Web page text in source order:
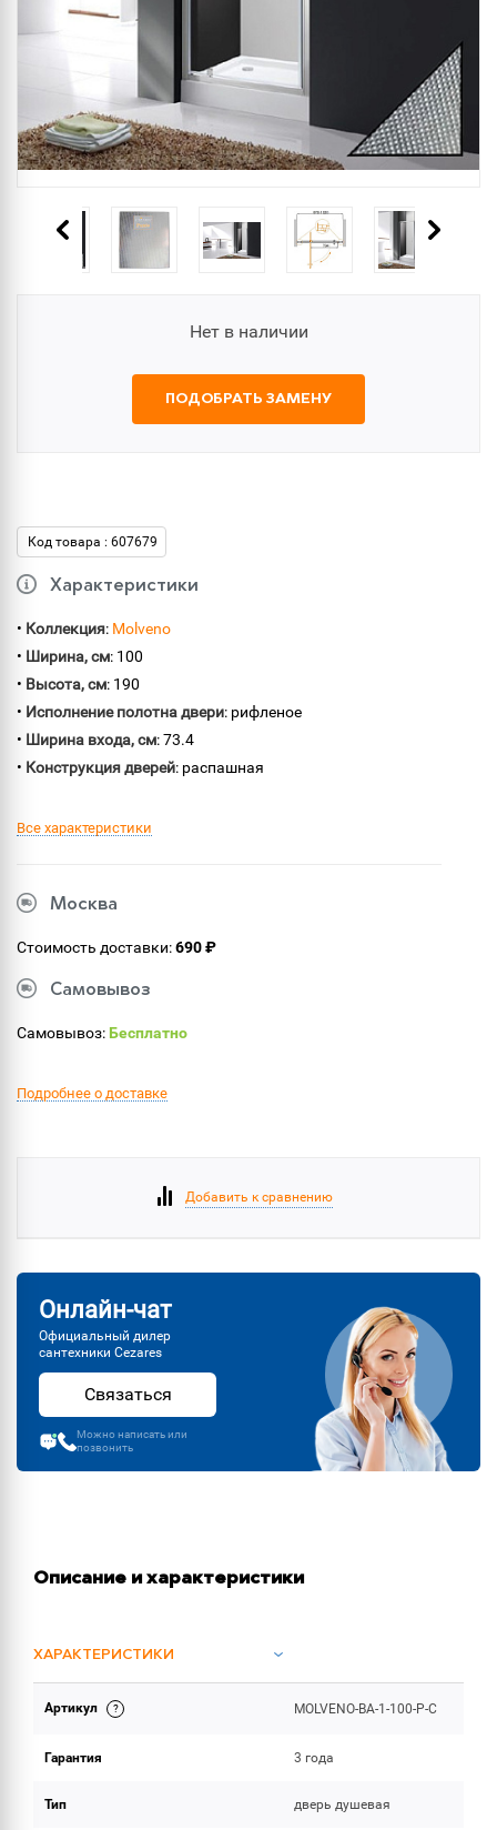
Нет в наличии
ПОДОБРАТЬ ЗАМЕНУ
Код товара : 607679
Характеристики
• Коллекция: Molveno
• Ширина, см: 100
• Высота, см: 190
• Исполнение полотна двери: рифленое
• Ширина входа, см: 73.4
• Конструкция дверей: распашная
Все характеристики
Москва
Стоимость доставки:690 ₽
Самовывоз
Самовывоз:Бесплатно
Подробнее о доставке
Добавить к сравнению
Онлайн-чат
Официальный дилер
сантехники Cezares
Связаться
Можно написать или
позвонить
Описание и характеристики
ХАРАКТЕРИСТИКИ
ОБЪЕМ ПОСТАВКИ
Артикул MOLVENO-BA-1-100-P-C
Гарантия 3 года
Тип дверь душевая